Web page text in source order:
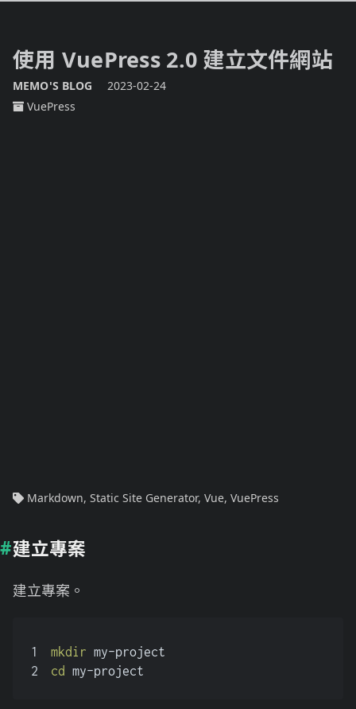
使用 VuePress 2.0 建立文件網站
MEMO'S BLOG
2023-02-24
VuePress
Markdown, Static Site Generator, Vue, VuePress
建立專案
建立專案。
1
2
mkdir my-project
cd
my-project